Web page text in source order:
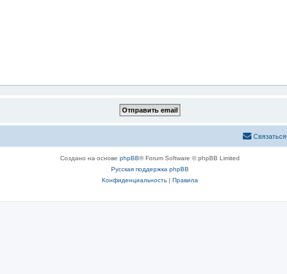
Создано на основе phpBB® Forum Software © phpBB Limited
Русская поддержка phpBB
Конфиденциальность| Правила